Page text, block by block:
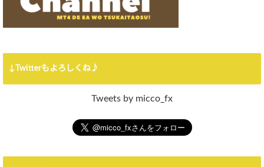
↓Twitterもよろしくね♪
Tweets by micco_fx